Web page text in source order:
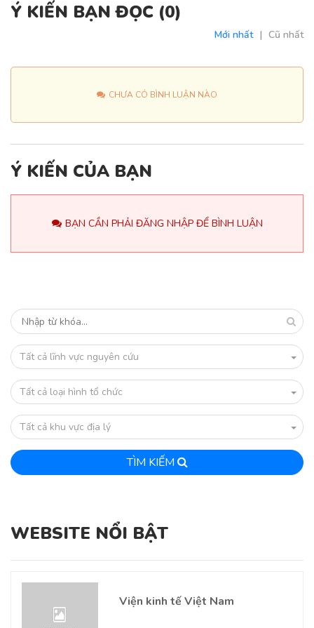
Ý KIẾN BẠN ĐỌC (0)
Mới nhất | Cũ nhất
CHƯA CÓ BÌNH LUẬN NÀO
Ý KIẾN CỦA BẠN
BẠN CẦN PHẢI ĐĂNG NHẬP ĐỂ BÌNH LUẬN
Tất cả lĩnh vực nguyên cứu
Tất cả loại hình tổ chức
Tất cả khu vực địa lý
TÌM KIẾM
WEBSITE NỔI BẬT
Viện kinh tế Việt Nam